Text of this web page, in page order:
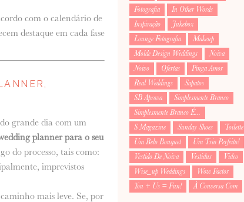
com o calendário de
destaque em cada fase
grande dia com um
planner para o seu
do processo, tais como:
imprevistos
mais leve. Se, por
Fotografia
In Other Words
Inspiração
Jukebox
Lounge Fotografia
Makeup
Molde Design Weddings
Noiva
Noivo
Ofertas
Pinga Amor
Real Weddings
Sapatos
SB Aprova
Simplesmente Branco
Simplesmente Branco É...
S Magazine
Sunday Shoes
Toilette
Um Belo Bouquet
Um Trio Perfeito!
Vestido De Noiva
Vestidus
Video
Wise_up Weddings
Wow Factor
You + Us = Fun!
À Conversa Com